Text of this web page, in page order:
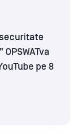
pe 8